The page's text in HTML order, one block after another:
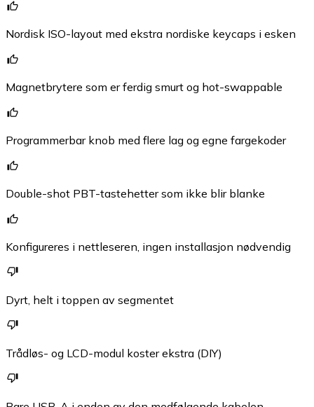
Nordisk ISO-layout med ekstra nordiske keycaps i esken
Magnetbrytere som er ferdig smurt og hot-swappable
Programmerbar knob med flere lag og egne fargekoder
Double-shot PBT-tastehetter som ikke blir blanke
Konfigureres i nettleseren, ingen installasjon nødvendig
Dyrt, helt i toppen av segmentet
Trådløs- og LCD-modul koster ekstra (DIY)